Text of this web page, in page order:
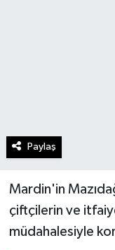
Paylaş
Mardin'in
çiftçilerin ve
müdahalesiyle